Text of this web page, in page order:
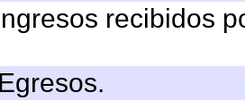
recibidos